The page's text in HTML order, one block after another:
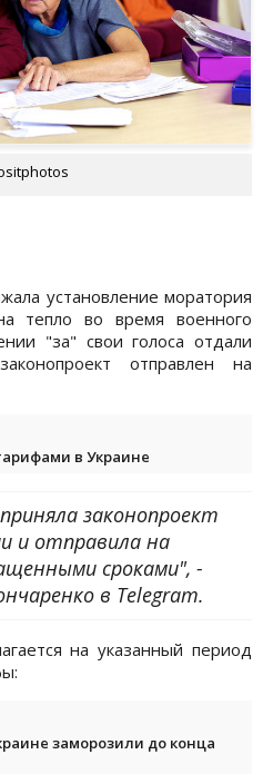
установление моратория
тепло во время военного
"за" свои голоса отдали
отправлен на
в Украине
законопроект
и отправила на
сроками", -
в Telegram.
на указанный период
заморозили до конца